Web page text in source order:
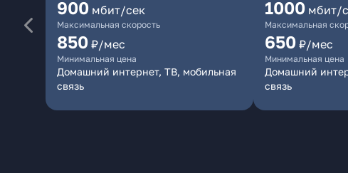
900 мбит/сек
Максимальная скорость
850 ₽/мес
Минимальная цена
Домашний интернет, ТВ, мобильная
связь
1000 мбит/
Максимальная
650 ₽/мес
Минимальная цена
Домашний
связь